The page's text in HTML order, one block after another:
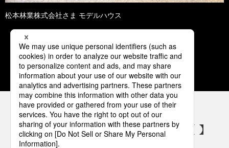
松本林業株式会社さま モデルハウス
1 2 3 4 5
パナソニックの電気設備 SNSアカウント